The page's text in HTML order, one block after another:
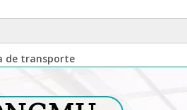
de transporte